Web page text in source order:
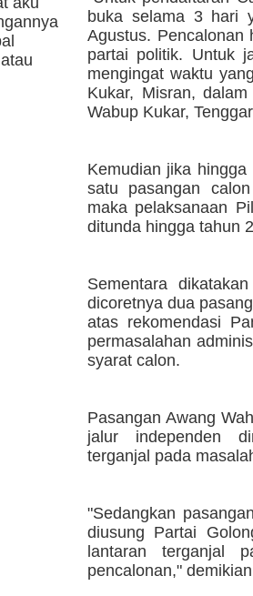
buka selama 3 hari
Agustus. Pencalonan
partai politik. Untuk
mengingat waktu
Kukar, Misran,
Wabup Kukar,
Kemudian jika
satu pasangan
maka pelaksanaan
ditunda hingga tahun
Sementara
dicoretnya dua
atas rekomendasi
permasalahan
syarat calon.
Pasangan Awang
jalur independen
terganjal pada
"Sedangkan
diusung Partai
lantaran terganjal
pencalonan,"